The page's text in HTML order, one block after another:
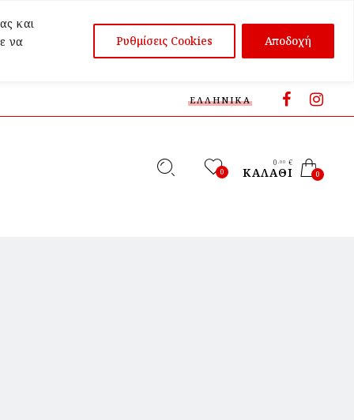
και
να
Ρυθμίσεις Cookies Αποδοχή
ΕΛΛΗΝΙΚΆ
0
0 ,00 €
ΚΑΛΆΘΙ 0